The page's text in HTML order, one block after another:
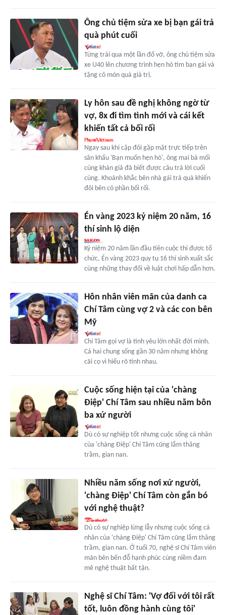
Ông chủ tiệm sửa xe bị bạn gái trả
quà phút cuối
Từng trải qua một lần đổ vỡ, ông chủ tiệm sửa
xe U40 lên chương trình hẹn hò tìm bạn gái và
tặng cô món quà giá trị.
Ly hôn sau đề nghị không ngờ từ
vợ, 8x đi tìm tình mới và cái kết
khiến tất cả bối rối
Ngay sau khi cặp đôi gặp mặt trực tiếp trên
sân khấu 'Bạn muốn hẹn hò', ông mai bà mối
cùng khán giả đã biết được câu trả lời cuối
cùng. Khoảnh khắc bên nhà gái trả quà khiến
đôi bên có phần bối rối.
Én vàng 2023 kỷ niệm 20 năm, 16
thí sinh lộ diện
Kỷ niệm 20 năm lần đầu tiên cuộc thi được tổ
chức, Én vàng 2023 quy tụ 16 thí sinh xuất sắc
cùng những thay đổi về luật chơi hấp dẫn hơn.
Hôn nhân viên mãn của danh ca
Chí Tâm cùng vợ 2 và các con bên
Mỹ
Chí Tâm gọi vợ là tình yêu lớn nhất đời mình.
Cả hai chung sống gần 30 năm nhưng không
cãi cọ vì hiểu rõ tính nhau.
Cuộc sống hiện tại của 'chàng
Điệp' Chí Tâm sau nhiều năm bôn
ba xứ người
Dù có sự nghiệp tốt nhưng cuộc sống cá nhân
của 'chàng Điệp' Chí Tâm cũng lắm thăng
trầm, gian nan.
Nhiều năm sống nơi xứ người,
'chàng Điệp' Chí Tâm còn gắn bó
với nghệ thuật?
Dù có sự nghiệp lừng lẫy nhưng cuộc sống cá
nhân của 'chàng Điệp' Chí Tâm cũng lắm thăng
trầm, gian nan. Ở tuổi 70, nghệ sĩ Chí Tâm viên
mãn bên bến đỗ hạnh phúc cùng niềm đam
mê nghệ thuật bất tận.
Nghệ sĩ Chí Tâm: 'Vợ đối với tôi rất
tốt, luôn đồng hành cùng tôi'